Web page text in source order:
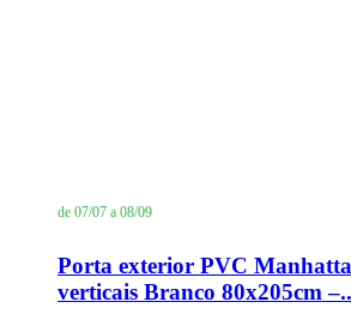
de 07/07 a 08/09
Porta exterior PVC
verticais Branco 80x205cm